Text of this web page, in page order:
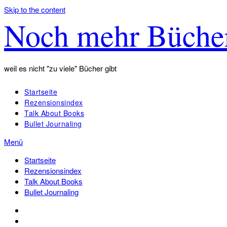
Skip to the content
Noch mehr
weil es nicht "zu viele" Bücher gibt
Startseite
Rezensionsindex
Talk About Books
Bullet Journaling
Menü
Startseite
Rezensionsindex
Talk About Books
Bullet Journaling